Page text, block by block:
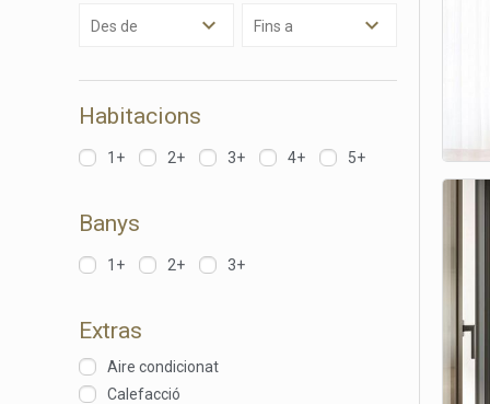
Des de Fins a
Habitacions
1+ 2+ 3+ 4+ 5+
Banys
1+ 2+ 3+
Extras
Aire condicionat
Calefacció
La
de
dels